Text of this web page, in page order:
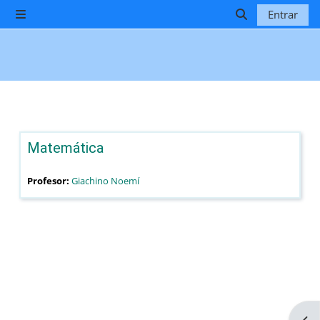
Salta al contenido principal
Panel lateral
Selector de
Entrar
Matemática
Profesor:Giachino Noemí